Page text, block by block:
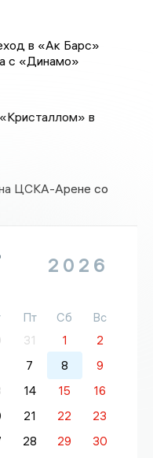
в «Ак Барс»
с «Динамо»
в
ЦСКА-Арене со
2026
Пт Сб
Вс
31 1
2
7 8
9
14 15
16
21 22
23
28 29
30